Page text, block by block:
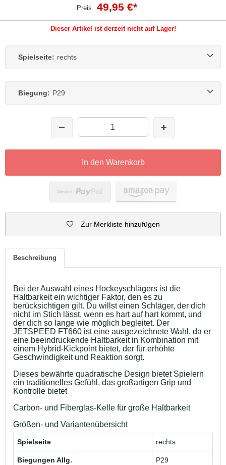
Preis 49,95 €*
Dieser Artikel ist derzeit nicht auf Lager!
Spielseite: rechts
Biegung: P29
In den Warenkorb
Zur Merkliste hinzufügen
Beschreibung
Bei der Auswahl eines Hockeyschlägers ist die
Haltbarkeit ein wichtiger Faktor, den es zu
berücksichtigen gilt. Du willst einen Schläger, der dich
nicht im Stich lässt, wenn es hart auf hart kommt, und
der dich so lange wie möglich begleitet. Der
JETSPEED FT660 ist eine ausgezeichnete Wahl, da er
eine beeindruckende Haltbarkeit in Kombination mit
einem Hybrid-Kickpoint bietet, der für erhöhte
Geschwindigkeit und Reaktion sorgt.
Dieses bewährte quadratische Design bietet Spielern
ein traditionelles Gefühl, das großartigen Grip und
Kontrolle bietet
Carbon- und Fiberglas-Kelle für große Haltbarkeit
Größen- und Variantenübersicht
Spielseite rechts
Biegungen Allg. P29